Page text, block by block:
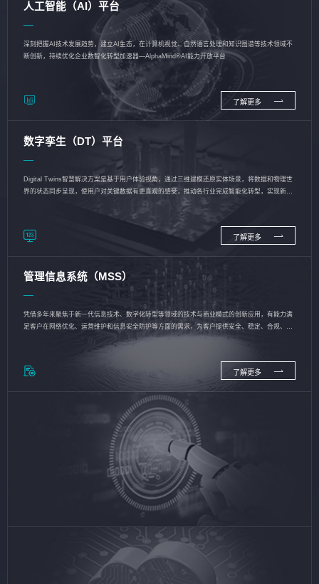
人工智能（AI）平台
深刻把握AI技术发展趋势，建立AI生态，在计算机视觉、自然语言处理和知识图谱等技术领域不
断创新，持续优化企业数智化转型加速器—AlphaMind®AI能力开放平台
了解更多
数字孪生（DT）平台
Digital Twins智慧解决方案是基于用户体验视角，通过三维建模还原实体场景，将数据和物理世
界的状态同步呈现，使用户对关键数据有更直观的感受，推动各行业完成智能化转型，实现新旧
了解更多
管理信息系统（MSS）
凭借多年来聚焦于新一代信息技术、数字化转型等领域的技术与商业模式的创新应用，有能力满
足客户在网络优化、运营维护和信息安全防护等方面的需求，为客户提供安全、稳定、合规、持
了解更多